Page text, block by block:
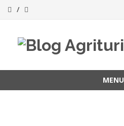
content
MENU